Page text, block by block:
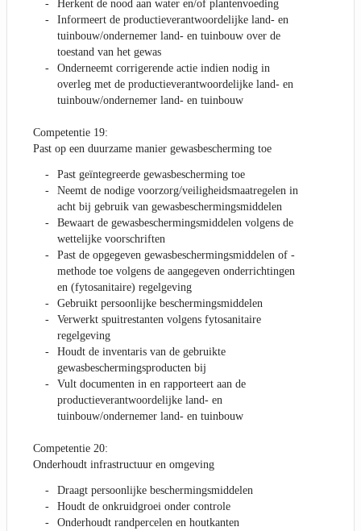
Herkent de nood aan water en/of plantenvoeding
Informeert de productieverantwoordelijke land- en
tuinbouw/ondernemer land- en tuinbouw over de
toestand van het gewas
Onderneemt corrigerende actie indien nodig in
overleg met de productieverantwoordelijke land- en
tuinbouw/ondernemer land- en tuinbouw
Competentie 19:
Past op een duurzame manier gewasbescherming toe
Past geïntegreerde gewasbescherming toe
Neemt de nodige voorzorg/veiligheidsmaatregelen in
acht bij gebruik van gewasbeschermingsmiddelen
Bewaart de gewasbeschermingsmiddelen volgens de
wettelijke voorschriften
Past de opgegeven gewasbeschermingsmiddelen of -
methode toe volgens de aangegeven onderrichtingen
en (fytosanitaire) regelgeving
Gebruikt persoonlijke beschermingsmiddelen
Verwerkt spuitrestanten volgens fytosanitaire
regelgeving
Houdt de inventaris van de gebruikte
gewasbeschermingsproducten bij
Vult documenten in en rapporteert aan de
productieverantwoordelijke land- en
tuinbouw/ondernemer land- en tuinbouw
Competentie 20:
Onderhoudt infrastructuur en omgeving
Draagt persoonlijke beschermingsmiddelen
Houdt de onkruidgroei onder controle
Onderhoudt randpercelen en houtkanten